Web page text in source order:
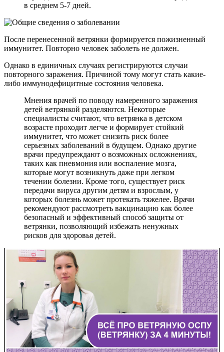
в среднем 5-7 дней.
После перенесенной ветрянки формируется пожизненный
иммунитет. Повторно человек заболеть не должен.
Однако в единичных случаях регистрируются случаи
повторного заражения. Причиной тому могут стать какие-
либо иммунодефицитные состояния человека.
Мнения врачей по поводу намеренного заражения
детей ветрянкой разделяются. Некоторые
специалисты считают, что ветрянка в детском
возрасте проходит легче и формирует стойкий
иммунитет, что может снизить риск более
серьезных заболеваний в будущем. Однако другие
врачи предупреждают о возможных осложнениях,
таких как пневмония или воспаление мозга,
которые могут возникнуть даже при легком
течении болезни. Кроме того, существует риск
передачи вируса другим детям и взрослым, у
которых болезнь может протекать тяжелее. Врачи
рекомендуют рассмотреть вакцинацию как более
безопасный и эффективный способ защиты от
ветрянки, позволяющий избежать ненужных
рисков для здоровья детей.